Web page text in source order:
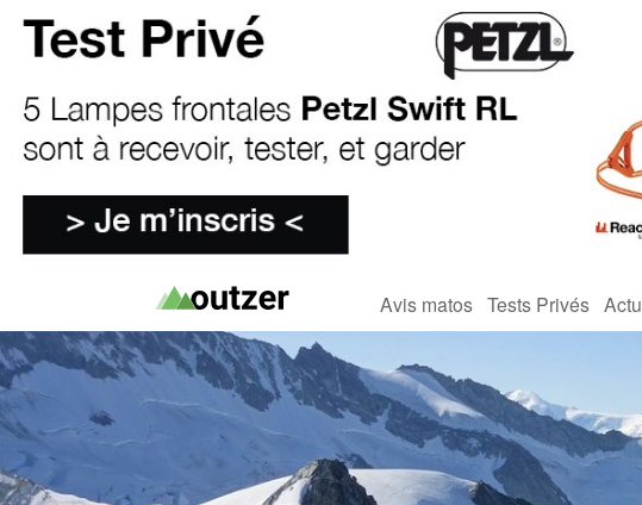
Avis matos Tests Privés Actu